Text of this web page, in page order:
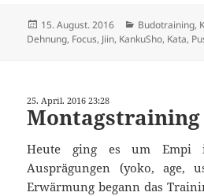
Veröffentlicht
am
15. August. 2016 Kategorien
Budotraining,
Dehnung, Focus, Jiin, KankuSho, Kata,
25. April. 2016 23:28
Montagstraining
Heute ging es um Empi
Ausprägungen (yoko, age,
Erwärmung begann das